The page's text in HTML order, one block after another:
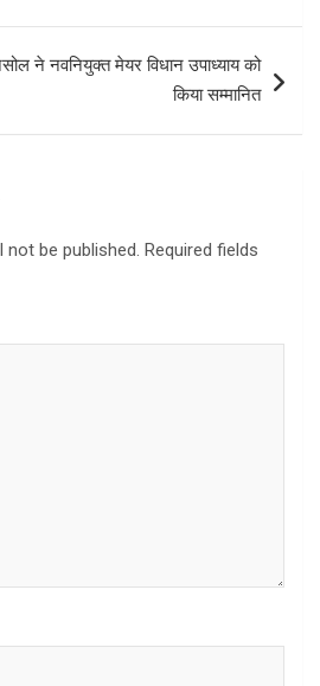
ने नवनियुक्त मेयर विधान उपाध्याय को
किया सम्मानित
not be published. Required fields